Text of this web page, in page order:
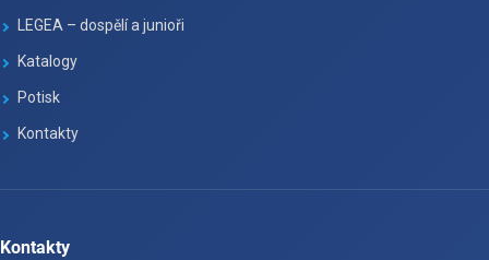
LEGEA – dospělí a junioři
Katalogy
Potisk
Kontakty
Kontakty